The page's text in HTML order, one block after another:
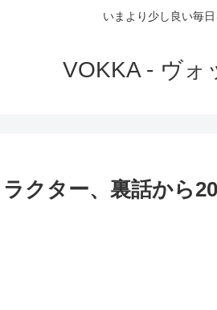
いまより少し良い毎日
VOKKA - ヴォ
クター、裏話から